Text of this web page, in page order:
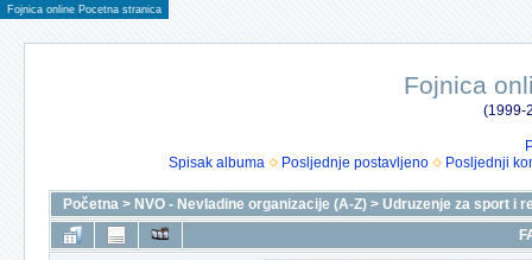
Fojnica online Pocetna stranica
Fojnica
(1999-
Spisak albuma
Posljednje postavljeno Posljednji
Početna > NVO - Nevladine organizacije (A-Z) > Udruzenje za sport i